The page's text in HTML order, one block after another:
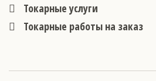
Токарные услуги
Токарные работы на заказ